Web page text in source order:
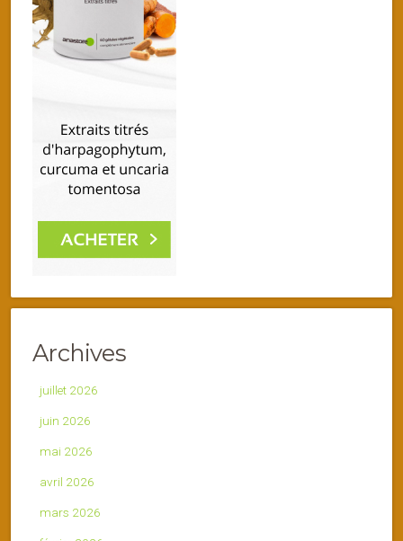
Archives
juillet 2026
juin 2026
mai 2026
avril 2026
mars 2026